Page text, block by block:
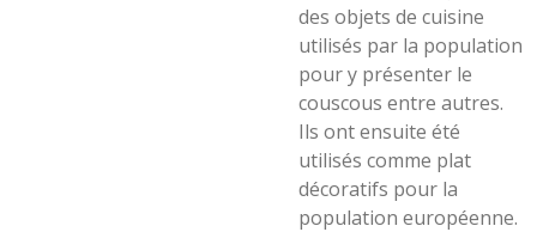
des objets de cuisine
utilisés par la population
pour y présenter le
couscous entre autres.
Ils ont ensuite été
utilisés comme plat
décoratifs pour la
population européenne.